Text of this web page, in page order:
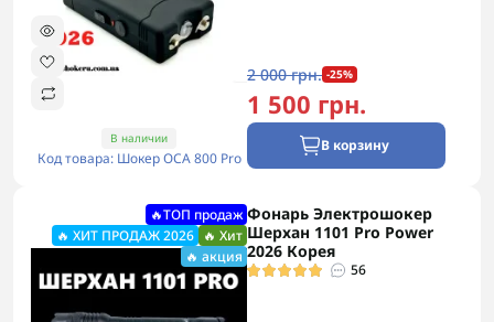
В наличии
Код товара: Шокер ОСА 800 Pro
2 000 грн. -25%
1 500 грн.
В корзину
🔥ТОП продаж
🔥 ХИТ ПРОДАЖ 2026 🔥 Хит
🔥 акция
Фонарь Электрошокер
Шерхан 1101 Pro Power
2026 Корея
56